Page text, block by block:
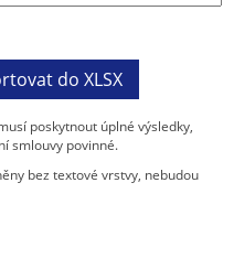
poskytnout úplné výsledky,
smlouvy povinné.
bez textové vrstvy, nebudou